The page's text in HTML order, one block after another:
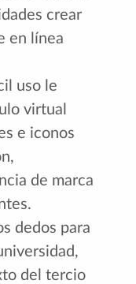
crear
en línea
uso le
virtual
e iconos
de marca
dedos para
del tercio